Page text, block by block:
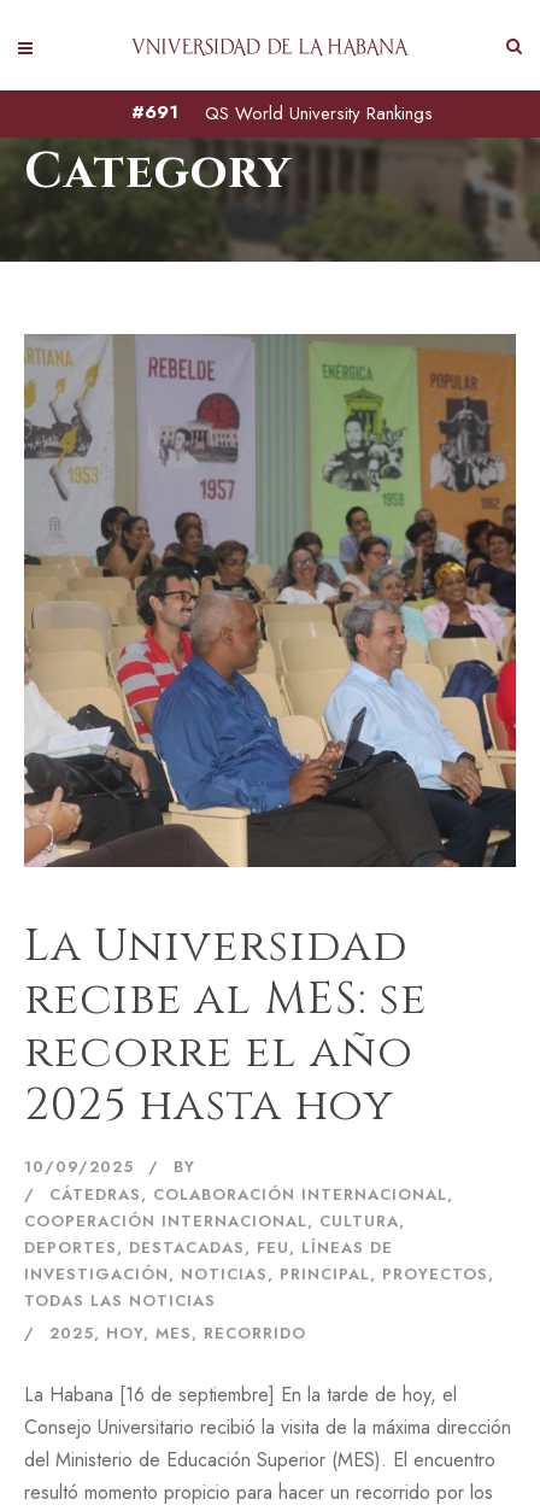
QS World University Rankings
#691
Category
La Universidad
recibe al MES: se
recorre el año
2025 hasta hoy
10/09/2025
BY
CÁTEDRAS, COLABORACIÓN INTERNACIONAL,
COOPERACIÓN INTERNACIONAL, CULTURA,
DEPORTES, DESTACADAS, FEU, LÍNEAS DE
INVESTIGACIÓN, NOTICIAS, PRINCIPAL, PROYECTOS,
TODAS LAS NOTICIAS
2025, HOY, MES, RECORRIDO
La Habana [16 de septiembre] En la tarde de hoy, el
Consejo Universitario recibió la visita de la máxima dirección
del Ministerio de Educación Superior (MES). El encuentro
resultó momento propicio para hacer un recorrido por los